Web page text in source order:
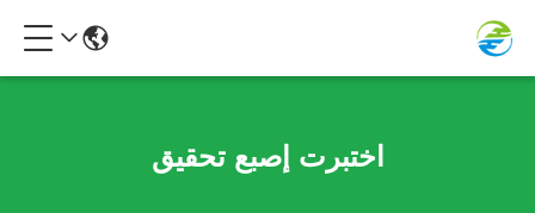
اختبرت إصبع تحقيق